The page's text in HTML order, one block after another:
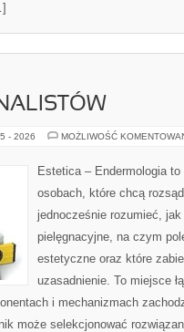
- 2026 MOŻLIWOŚĆ
Estetica – Endermologia
osobach, które chcą
jednocześnie rozumieć, jak
pielęgnacyjne, na czym
estetyczne oraz które
uzasadnienie. To miejsce
i mechanizmach
może selekcjonować